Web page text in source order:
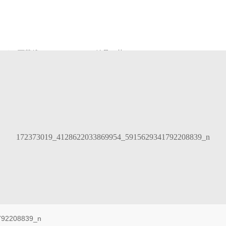
イル万華鏡について 結晶の花アート
172373019_4128622033869954_5915629341792208839_n